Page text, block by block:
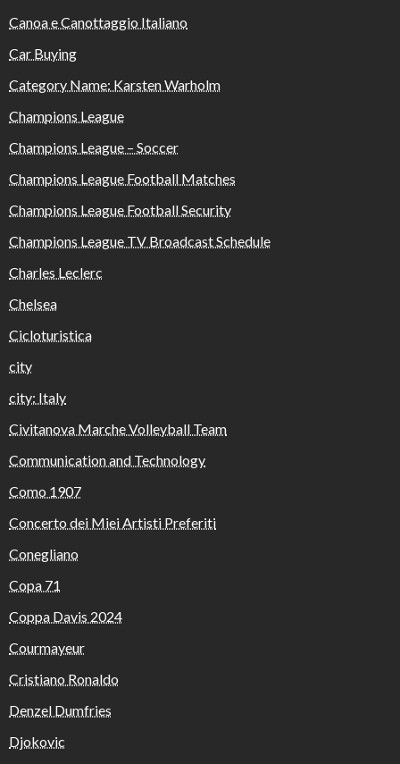
Canoa e Canottaggio Italiano
Car Buying
Category Name: Karsten Warholm
Champions League
Champions League – Soccer
Champions League Football Matches
Champions League Football Security
Champions League TV Broadcast Schedule
Charles Leclerc
Chelsea
Cicloturistica
city
city: Italy
Civitanova Marche Volleyball Team
Communication and Technology
Como 1907
Concerto dei Miei Artisti Preferiti
Conegliano
Copa 71
Coppa Davis 2024
Courmayeur
Cristiano Ronaldo
Denzel Dumfries
Djokovic